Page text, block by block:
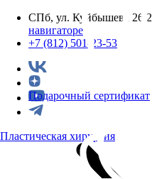
СПб, ул. Куйбышева 26/2
навигаторе
+7 (812) 501-23-53
Пластическая хирургия
Подарочный сертификат